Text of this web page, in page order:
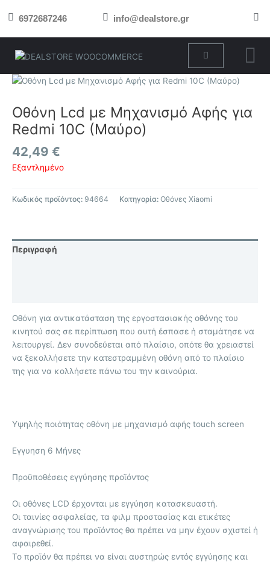
στο 6972687246 info@dealstore.gr
Cart
Οθόνη Lcd με Μηχανισμό Αφής για
Redmi 10C (Μαύρο)
42,49 €
Εξαντλημένο
Κωδικός προϊόντος: 94664 Κατηγορία: Οθόνες Xiaomi
Περιγραφή
Οθόνη για αντικατάσταση της εργοστασιακής οθόνης του
κινητού σας σε περίπτωση που αυτή έσπασε ή σταμάτησε να
λειτουργεί. Δεν συνοδεύεται από πλαίσιο, οπότε θα χρειαστεί
να ξεκολλήσετε την κατεστραμμένη οθόνη από το πλαίσιο
της για να κολλήσετε πάνω του την καινούρια.
Υψηλής ποιότητας οθόνη με μηχανισμό αφής touch screen
Eγγυηση 6 Μήνες
Προϋποθέσεις εγγύησης προϊόντος
Οι οθόνες LCD έρχονται με εγγύηση κατασκευαστή.
Οι ταινίες ασφαλείας, τα φιλμ προστασίας και ετικέτες
αναγνώρισης του προϊόντος θα πρέπει να μην έχουν σχιστεί ή
αφαιρεθεί.
Το προϊόν θα πρέπει να είναι αυστηρώς εντός εγγύησης και